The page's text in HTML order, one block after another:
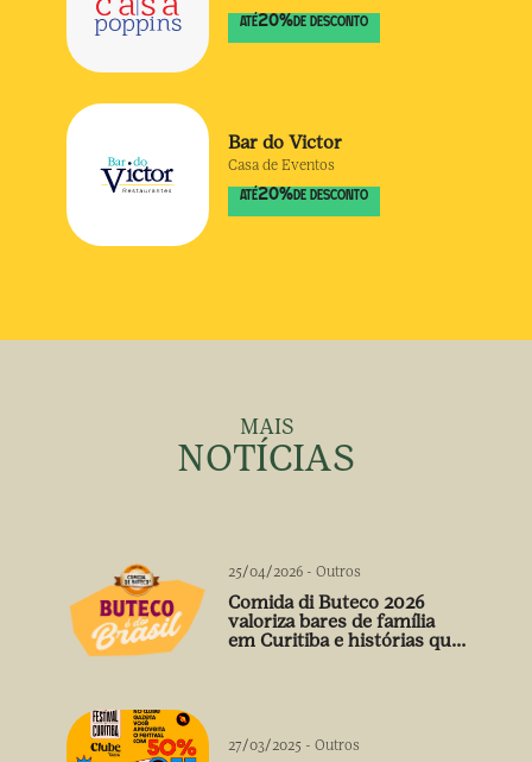
ATÉ20% DE DESCONTO
Bar do Victor
Casa de Eventos
ATÉ20% DE DESCONTO
MAIS
NOTÍCIAS
25/04/2026 - Outros
Comida di Buteco 2026
valoriza bares de família
em Curitiba e histórias que
27/03/2025 - Outros